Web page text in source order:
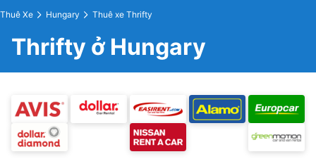
Thuê Xe Hungary Thuê xe Thrifty
Thrifty ở Hungary